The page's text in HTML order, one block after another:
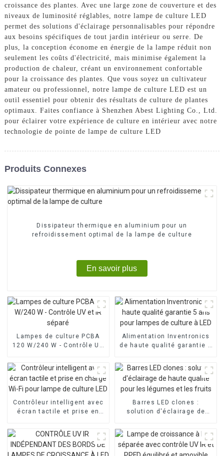
croissance des plantes. Avec une large zone de couverture et des
niveaux de luminosité réglables, notre lampe de culture LED
permet des solutions d'éclairage personnalisables pour répondre
aux besoins spécifiques de tout jardin intérieur ou serre. De
plus, la conception économe en énergie de la lampe réduit non
seulement les coûts d'électricité, mais minimise également la
production de chaleur, créant un environnement confortable
pour la croissance des plantes. Que vous soyez un cultivateur
amateur ou professionnel, notre lampe de culture LED est un
outil essentiel pour obtenir des résultats de culture de plantes
optimaux. Faites confiance à Shenzhen Abest Lighting Co., Ltd.
pour éclairer votre expérience de culture en intérieur avec notre
technologie de pointe de lampe de culture LED
Produits Connexes
Dissipateur thermique en aluminium pour un
refroidissement optimal de la lampe de culture
En savoir plus
Lampes de culture PCBA
120 W/240 W - Contrôle UV
Alimentation Inventronics
de haute qualité garantie 5
à LED
Contrôleur intelligent avec
écran tactile et prise en
culture LED
Barres LED clones :
solution d'éclairage de
légumes et les fruits